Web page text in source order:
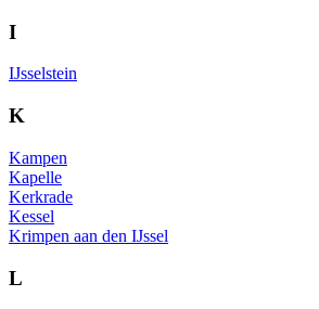
I
IJsselstein
K
Kampen
Kapelle
Kerkrade
Kessel
Krimpen aan den IJssel
L